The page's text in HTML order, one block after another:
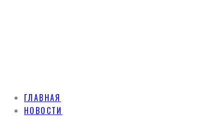
ГЛАВНАЯ
НОВОСТИ